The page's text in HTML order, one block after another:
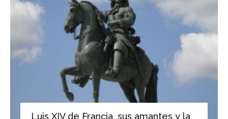
Luis XIV de Francia, sus amantes y la